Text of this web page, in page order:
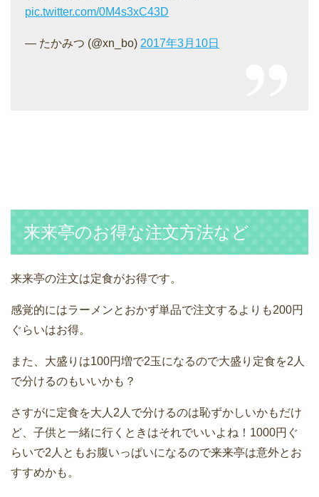
pic.twitter.com/0M4s3xC43D
— たかみつ (@xn_bo) 2017年3月10日
来来亭のお得な注文方法など
来来亭の注文は定食がお得です。
感覚的にはラーメンとおかず単品で注文するよりも200円
ぐらいはお得。
また、大盛りは100円増で2玉になるので大盛り定食を2人
で分けるのもいいかも？
さすがに定食を大人2人で分けるのは恥ずかしいかもだけ
ど、子供と一緒に行くときはそれでいいよね！1000円ぐ
らいで2人ともお腹いっぱいになるので来来亭は意外とお
すすめかも。